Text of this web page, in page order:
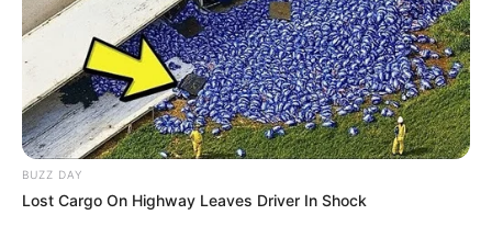
BUZZ DAY
Lost Cargo On Highway Leaves Driver In Shock